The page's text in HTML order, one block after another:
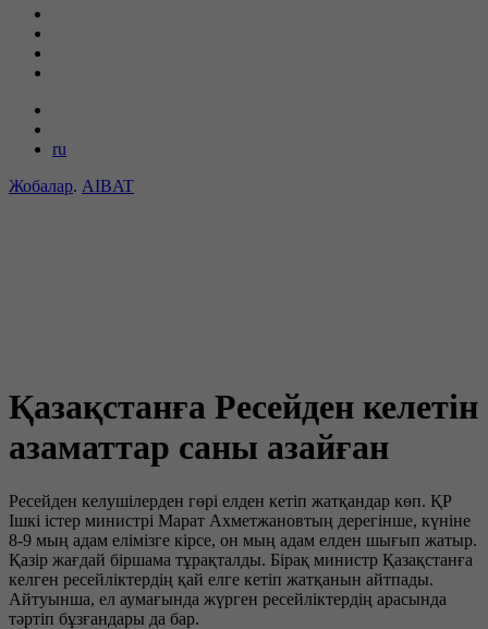
ru
Жобалар. AIBAT
Қазақстанға Ресейден келетін
азаматтар саны азайған
Ресейден келушілерден гөрі елден кетіп жатқандар көп. ҚР
Ішкі істер министрі Марат Ахметжановтың дерегінше, күніне
8-9 мың адам елімізге кірсе, он мың адам елден шығып жатыр.
Қазір жағдай біршама тұрақталды. Бірақ министр Қазақстанға
келген ресейліктердің қай елге кетіп жатқанын айтпады.
Айтуынша, ел аумағында жүрген ресейліктердің арасында
тәртіп бұзғандары да бар.